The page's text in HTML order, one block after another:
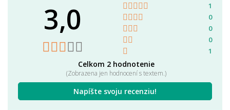
3,0
Celkom 2 hodnotenie
(Zobrazena jen hodnocení s textem.)
Napíšte svoju recenziu!
1
0
0
0
1